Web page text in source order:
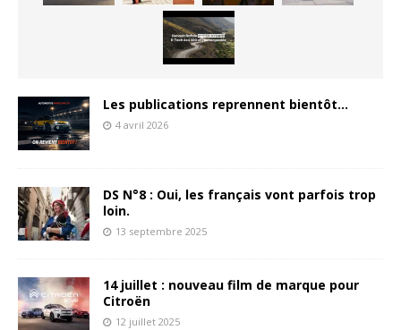
Les publications reprennent bientôt…
4 avril 2026
DS N°8 : Oui, les français vont parfois trop
loin.
13 septembre 2025
14 juillet : nouveau film de marque pour
Citroën
12 juillet 2025